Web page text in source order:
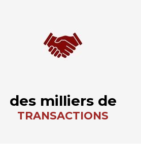
des milliers de
TRANSACTIONS